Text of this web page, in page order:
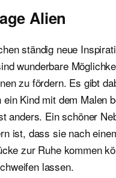
Alien
ständig neue
wunderbare
zu fördern. Es gibt
ein Kind mit dem Malen
anders. Ein schöner
ist, dass sie nach
zur Ruhe kommen
lassen.